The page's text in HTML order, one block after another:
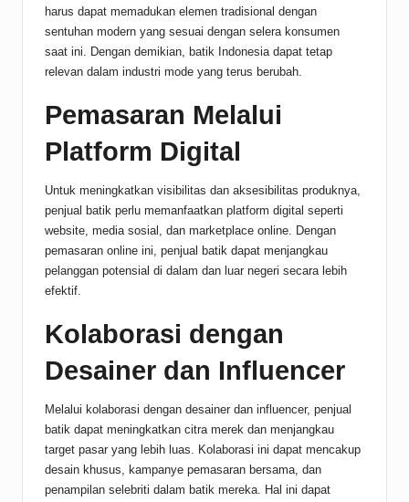
harus dapat memadukan elemen tradisional dengan
sentuhan modern yang sesuai dengan selera konsumen
saat ini. Dengan demikian, batik Indonesia dapat tetap
relevan dalam industri mode yang terus berubah.
Pemasaran Melalui
Platform Digital
Untuk meningkatkan visibilitas dan aksesibilitas produknya,
penjual batik perlu memanfaatkan platform digital seperti
website, media sosial, dan marketplace online. Dengan
pemasaran online ini, penjual batik dapat menjangkau
pelanggan potensial di dalam dan luar negeri secara lebih
efektif.
Kolaborasi dengan
Desainer dan Influencer
Melalui kolaborasi dengan desainer dan influencer, penjual
batik dapat meningkatkan citra merek dan menjangkau
target pasar yang lebih luas. Kolaborasi ini dapat mencakup
desain khusus, kampanye pemasaran bersama, dan
penampilan selebriti dalam batik mereka. Hal ini dapat